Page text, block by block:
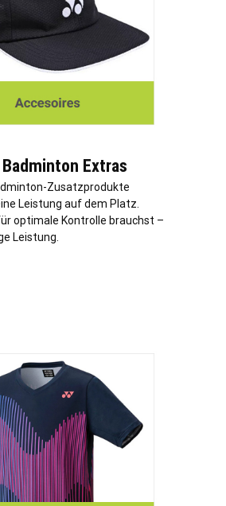
Extras
Zusatzprodukte
Leistung auf dem Platz.
optimale Kontrolle brauchst –
Leistung.